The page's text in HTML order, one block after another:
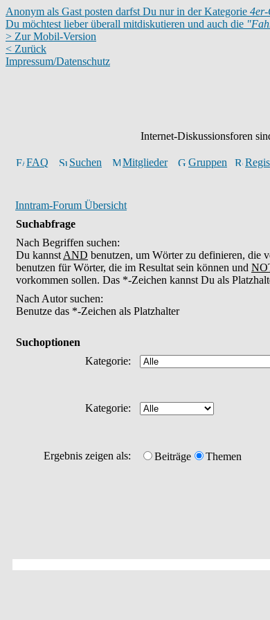
Anonym als Gast posten darfst Du nur in der Kategorie 4er-
Du möchtest lieber überall mitdiskutieren und auch die
> Zur Mobil-Version
< Zurück
Impressum/Datenschutz
Internet-Diskussionsforen
FAQ Suchen Mitglieder Gruppen
Inntram-Forum Übersicht
Suchabfrage
Nach Begriffen suchen:
Du kannst AND benutzen, um Wörter zu definieren, die
benutzen für Wörter, die im Resultat sein können und
vorkommen sollen. Das *-Zeichen kannst Du als
Nach Autor suchen:
Benutze das *-Zeichen als Platzhalter
Suchoptionen
Kategorie:
Kategorie:
Ergebnis zeigen als:
Beiträge Themen